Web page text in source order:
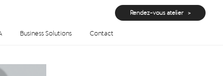
Rendez-vous atelier
Business Solutions Contact